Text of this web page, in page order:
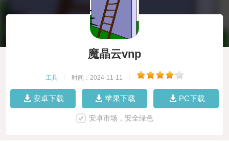
魔晶云vnp
工具 时间：2024-11-11
安卓下载 苹果下载 PC下载
安卓市场，安全绿色